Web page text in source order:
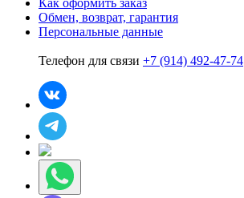
Как оформить заказ
Обмен, возврат, гарантия
Персональные данные
Телефон для связи +7 (914) 492-47-74